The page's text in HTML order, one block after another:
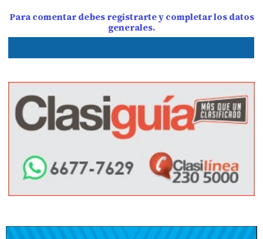
Para comentar debes registrarte y completar los datos
generales.